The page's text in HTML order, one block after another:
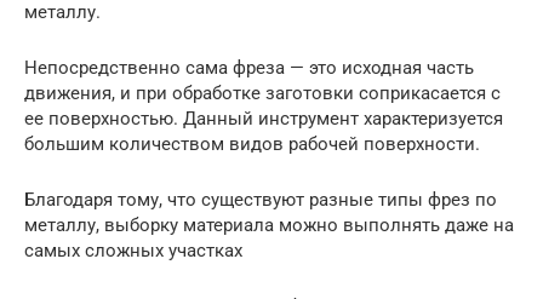
металлу.
Непосредственно сама фреза — это исходная часть
движения, и при обработке заготовки соприкасается с
ее поверхностью. Данный инструмент характеризуется
большим количеством видов рабочей поверхности.
Благодаря тому, что существуют разные типы фрез по
металлу, выборку материала можно выполнять даже на
самых сложных участках